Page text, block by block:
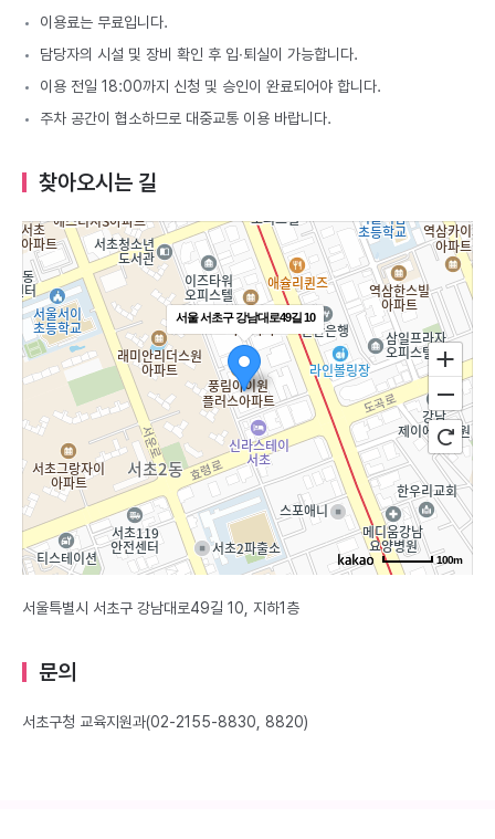
이용료는 무료입니다.
담당자의 시설 및 장비 확인 후 입∙퇴실이 가능합니다.
이용 전일 18:00까지 신청 및 승인이 완료되어야 합니다.
주차 공간이 협소하므로 대중교통 이용 바랍니다.
찾아오시는 길
서울 서초구 강남대로49길 10
100m
서울특별시 서초구 강남대로49길 10, 지하1층
문의
서초구청 교육지원과(02-2155-8830, 8820)